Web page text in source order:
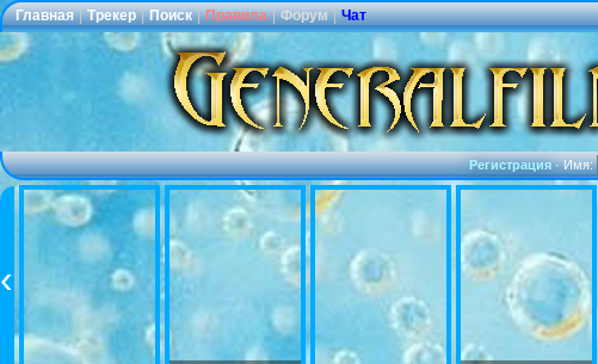
Главная | Трекер | Поиск | Правила | Форум | Чат
Регистрация·Имя: